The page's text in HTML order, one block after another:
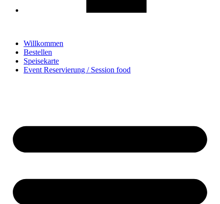
Willkommen
Bestellen
Speisekarte
Event Reservierung / Session food